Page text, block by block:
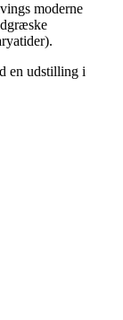
moderne
en udstilling i